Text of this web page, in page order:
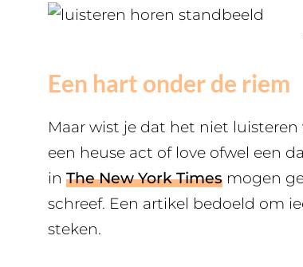
Een hart onder de riem
Maar wist je dat het niet
een heuse act of love ofwel een
in The New York Times mogen
schreef. Een artikel bedoeld om
steken.